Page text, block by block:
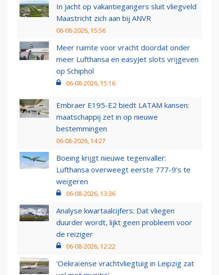
In jacht op vakantiegangers sluit vliegveld
Maastricht zich aan bij ANVR
06-08-2026, 15:56
Meer ruimte voor vracht doordat onder
meer Lufthansa en easyJet slots vrijgeven
op Schiphol
06-08-2026, 15:16
Embraer E195-E2 biedt LATAM kansen:
maatschappij zet in op nieuwe
bestemmingen
06-08-2026, 14:27
Boeing krijgt nieuwe tegenvaller:
Lufthansa overweegt eerste 777-9’s te
weigeren
06-08-2026, 13:36
Analyse kwartaalcijfers: Dat vliegen
duurder wordt, lijkt geen probleem voor
de reiziger
06-08-2026, 12:22
'Oekraïense vrachtvliegtuig in Leipzig zat